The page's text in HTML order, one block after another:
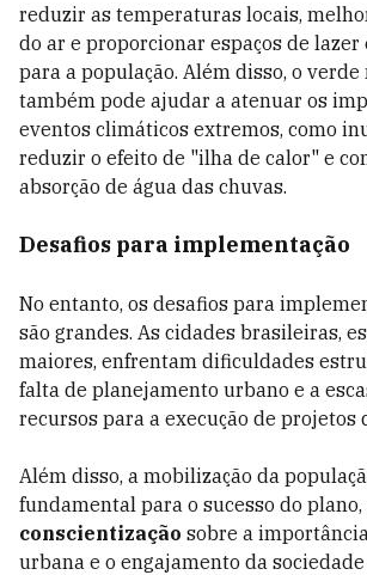
reduzir as temperaturas locais,
do ar e proporcionar espaços de lazer
para a população. Além disso, o verde
também pode ajudar a atenuar os
eventos climáticos extremos, como
reduzir o efeito de "ilha de calor" e
absorção de água das chuvas.
Desafios para implementação
No entanto, os desafios para
são grandes. As cidades brasileiras,
maiores, enfrentam dificuldades
falta de planejamento urbano e a
recursos para a execução de projetos
Além disso, a mobilização da
fundamental para o sucesso do plano,
conscientização sobre a
urbana e o engajamento da